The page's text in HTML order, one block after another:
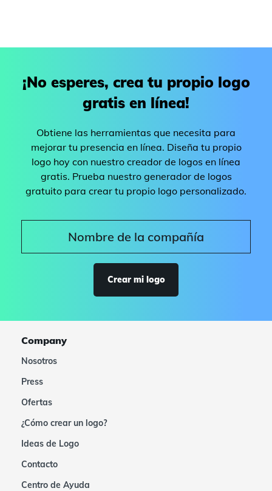
¡No esperes, crea tu propio logo
gratis en línea!
Obtiene las herramientas que necesita para
mejorar tu presencia en línea. Diseña tu propio
logo hoy con nuestro creador de logos en línea
gratis. Prueba nuestro generador de logos
gratuito para crear tu propio logo personalizado.
Crear mi logo
Company
Nosotros
Press
Ofertas
¿Cómo crear un logo?
Ideas de Logo
Contacto
Centro de Ayuda